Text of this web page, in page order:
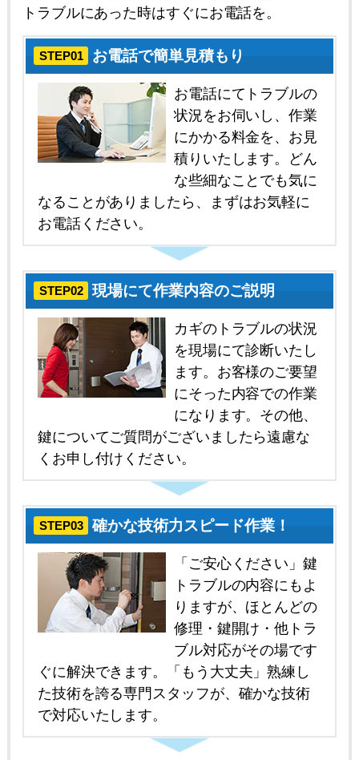
トラブルにあった時はすぐにお電話を。
STEP01 お電話で簡単見積もり
お電話にてトラブルの
状況をお伺いし、作業
にかかる料金を、お見
積りいたします。どん
な些細なことでも気に
なることがありましたら、まずはお気軽に
お電話ください。
STEP02 現場にて作業内容のご説明
カギのトラブルの状況
を現場にて診断いたし
ます。お客様のご要望
にそった内容での作業
になります。その他、
鍵についてご質問がございましたら遠慮な
くお申し付けください。
STEP03 確かな技術力スピード作業！
「ご安心ください」鍵
トラブルの内容にもよ
りますが、ほとんどの
修理・鍵開け・他トラ
ブル対応がその場です
ぐに解決できます。「もう大丈夫」熟練し
た技術を誇る専門スタッフが、確かな技術
で対応いたします。